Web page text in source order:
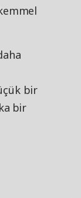
bir
bir